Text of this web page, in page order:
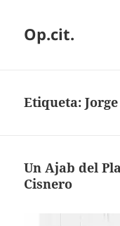
Op.cit.
Etiqueta:
Un Ajab del
Cisnero